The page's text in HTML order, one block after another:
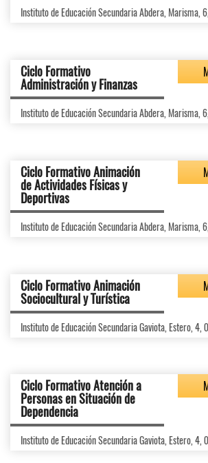
Instituto de Educación Secundaria Abdera, Marisma,
Ciclo Formativo
Administración y Finanzas
Instituto de Educación Secundaria Abdera, Marisma,
Ciclo Formativo Animación
de Actividades Físicas y
Deportivas
Instituto de Educación Secundaria Abdera, Marisma,
Ciclo Formativo Animación
Sociocultural y Turística
Instituto de Educación Secundaria Gaviota, Estero, 4,
Ciclo Formativo Atención a
Personas en Situación de
Dependencia
Instituto de Educación Secundaria Gaviota, Estero, 4,